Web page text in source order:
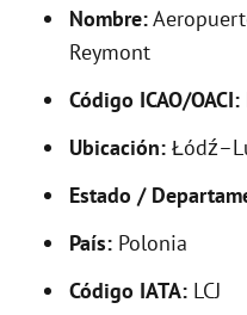
Nombre:
Reymont
Código ICAO/OACI:
Ubicación:
Estado /
País: Polonia
Código IATA: LCJ